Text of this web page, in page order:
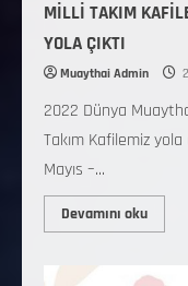
MİLLİ TAKIM
YOLA ÇIKTI
Muaythai Admin
2022 Dünya
Takım Kafilemiz yola
Mayıs –...
Devamını oku